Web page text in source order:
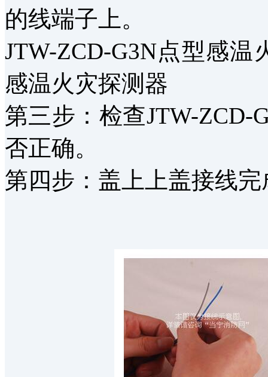
的线端子上。
JTW-ZCD-G3N点型感温
感温火灾探测器
第三步：检查JTW-ZCD-
否正确。
第四步：盖上上盖接线完